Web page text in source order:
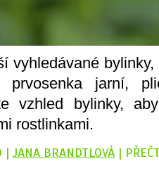
vyhledávané
prvosenka jarní,
vzhled bylinky,
rostlinkami.
| JANA BRANDTLOVÁ |